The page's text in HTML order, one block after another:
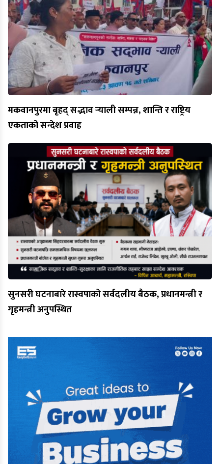
मकवानपुरमा बृहद् सद्भाव र्‍याली सम्पन्न, शान्ति र राष्ट्रिय
एकताको सन्देश प्रवाह
सुनसरी घटनाबारे रास्वपाको सर्वदलीय बैठक, प्रधानमन्त्री र
गृहमन्त्री अनुपस्थित